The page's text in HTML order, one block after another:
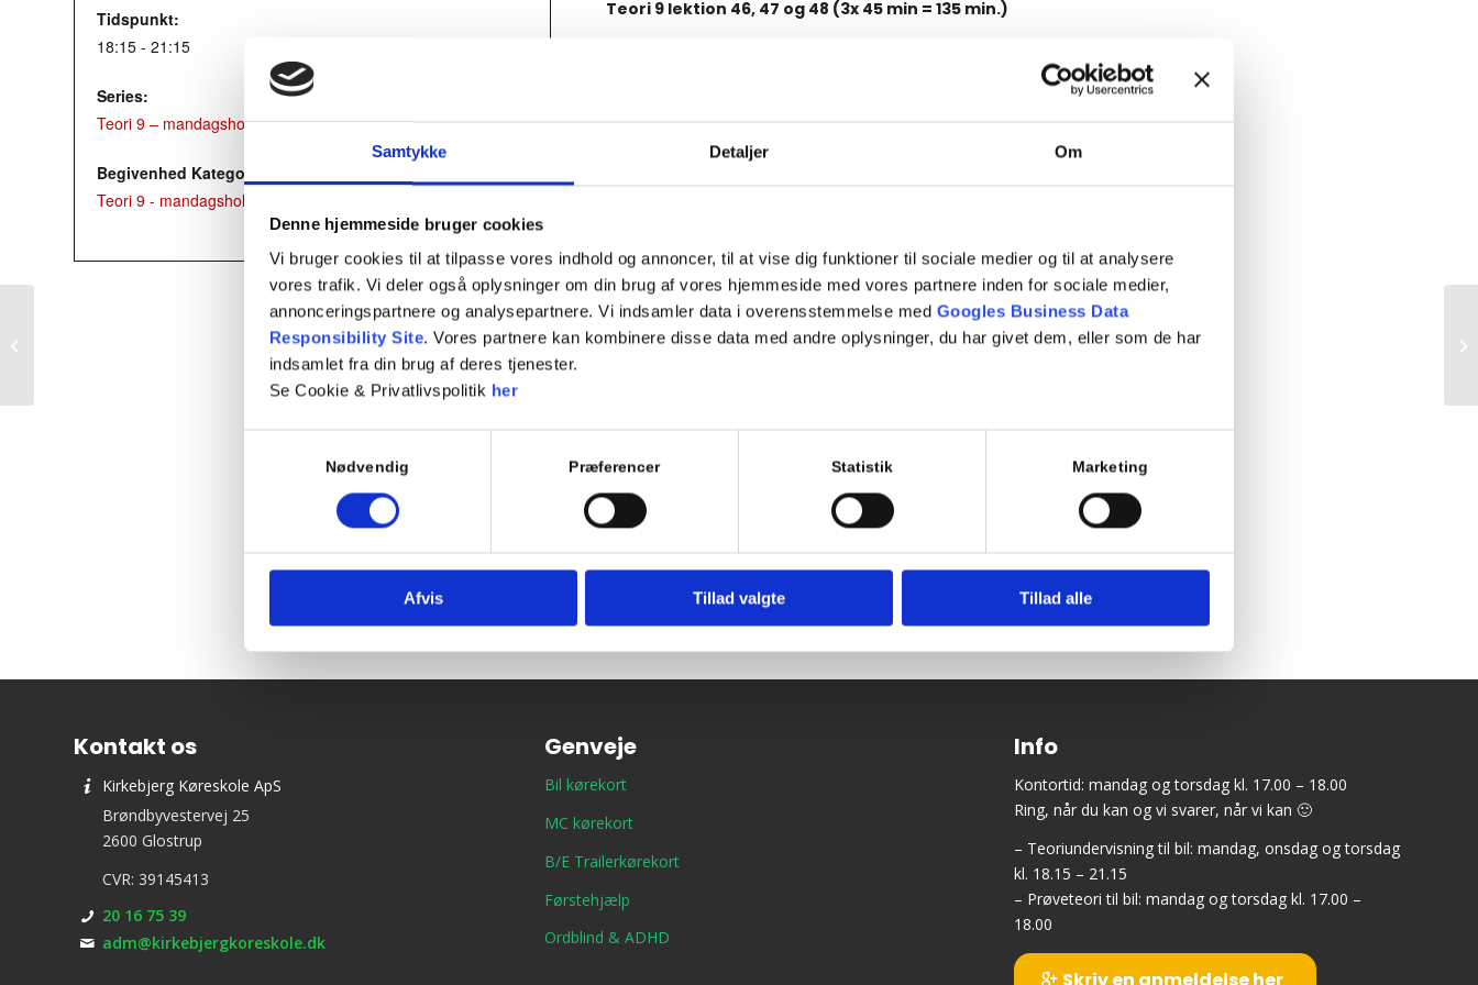
Samtykke Detaljer Om
Denne hjemmeside bruger cookies
Vi bruger cookies til at tilpasse vores indhold og annoncer, til at vise dig funktioner til sociale medier og til at analysere
vores trafik. Vi deler også oplysninger om din brug af vores hjemmeside med vores partnere inden for sociale medier,
annonceringspartnere og analysepartnere. Vi indsamler data i overensstemmelse med Googles Business Data
Responsibility Site. Vores partnere kan kombinere disse data med andre oplysninger, du har givet dem, eller som de har
indsamlet fra din brug af deres tjenester.
Se Cookie & Privatlivspolitik her
Nødvendig Præferencer Statistik Marketing
Afvis Tillad valgte Tillad alle
Teori 9 lektion 46, 47 og 48 (3x 45 min = 135 min.)
8.1 Særlige risikoforhold (Alkohol, narkotika og hastighed som ulykkes og skadesfaktor)
9.1 Vejgreb og belægning
9.2 Hastighed, centrifugalkraft, bremselængde og vejgrebets udnyttelse
9.5 Bevar herredømmet efter kørsel ud over høj vejkant
10 Betingelser for at få kørekort
10.1 Betingelser for at få kørekort. (rep)
10.2 Køreprøvens gennemførelse
Tidspunkt:
18:15 - 21:15
Series:
Teori 9 – mandagshold
Begivenhed Kategori:
Teori 9 - mandagshold
Kontakt os
Kirkebjerg Køreskole ApS
Brøndbyvestervej 25
2600 Glostrup
CVR: 39145413
20 16 75 39
adm@kirkebjergkoreskole.dk
Genveje
Bil kørekort
MC kørekort
B/E Trailerkørekort
Førstehjælp
Ordblind & ADHD
Info
Kontortid: mandag og torsdag kl. 17.00 – 18.00
Ring, når du kan og vi svarer, når vi kan 🙂
– Teoriundervisning til bil: mandag, onsdag og torsdag
kl. 18.15 – 21.15
– Prøveteori til bil: mandag og torsdag kl. 17.00 –
18.00
Skriv en anmeldelse her